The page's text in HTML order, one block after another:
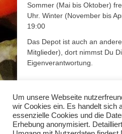
Sommer (Mai bis Oktober)
Uhr. Winter (November bis
19:00
Das Depot ist auch an
Mitglieder), dort nimmst Du
Eigenverantwortung.
Mehr Infos
Mehr Informationen zum
Landwirtschaft findet Ihr
Um unsere Webseite
wir Cookies ein. Es handelt sich
essenzielle Cookies und die
Erhebung anonymisiert.